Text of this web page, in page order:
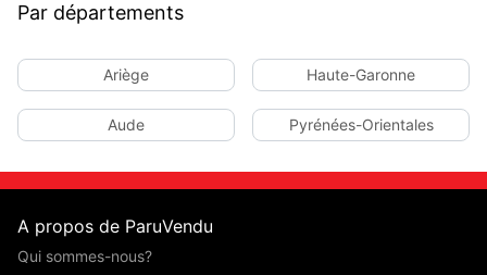
Par départements
Ariège Haute-Garonne
Aude Pyrénées-Orientales
A propos de ParuVendu
Qui sommes-nous?